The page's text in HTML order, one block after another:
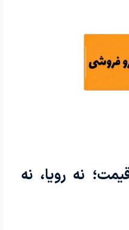
نه رویا، نه